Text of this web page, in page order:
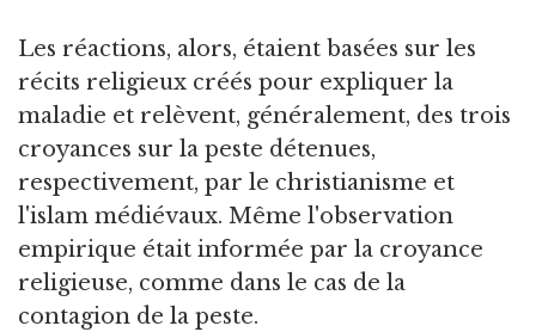
Les réactions, alors, étaient basées sur les
récits religieux créés pour expliquer la
maladie et relèvent, généralement, des trois
croyances sur la peste détenues,
respectivement, par le christianisme et
l'islam médiévaux. Même l'observation
empirique était informée par la croyance
religieuse, comme dans le cas de la
contagion de la peste.